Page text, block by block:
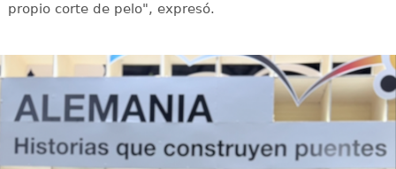
propio corte de pelo", expresó.